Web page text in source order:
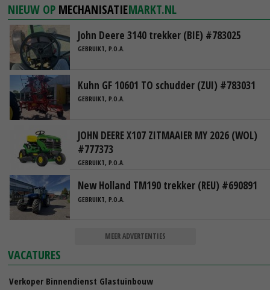
NIEUW OP MECHANISATIEMARKT.NL
John Deere 3140 trekker (BIE) #783025
GEBRUIKT, P.O.A.
Kuhn GF 10601 TO schudder (ZUI) #783031
GEBRUIKT, P.O.A.
JOHN DEERE X107 ZITMAAIER MY 2026 (WOL)
#777373
GEBRUIKT, P.O.A.
New Holland TM190 trekker (REU) #690891
GEBRUIKT, P.O.A.
MEER ADVERTENTIES
VACATURES
Verkoper Binnendienst Glastuinbouw